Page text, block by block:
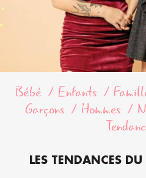
Bébé Enfants
Garçons
Hommes
LES TENDANCES DU